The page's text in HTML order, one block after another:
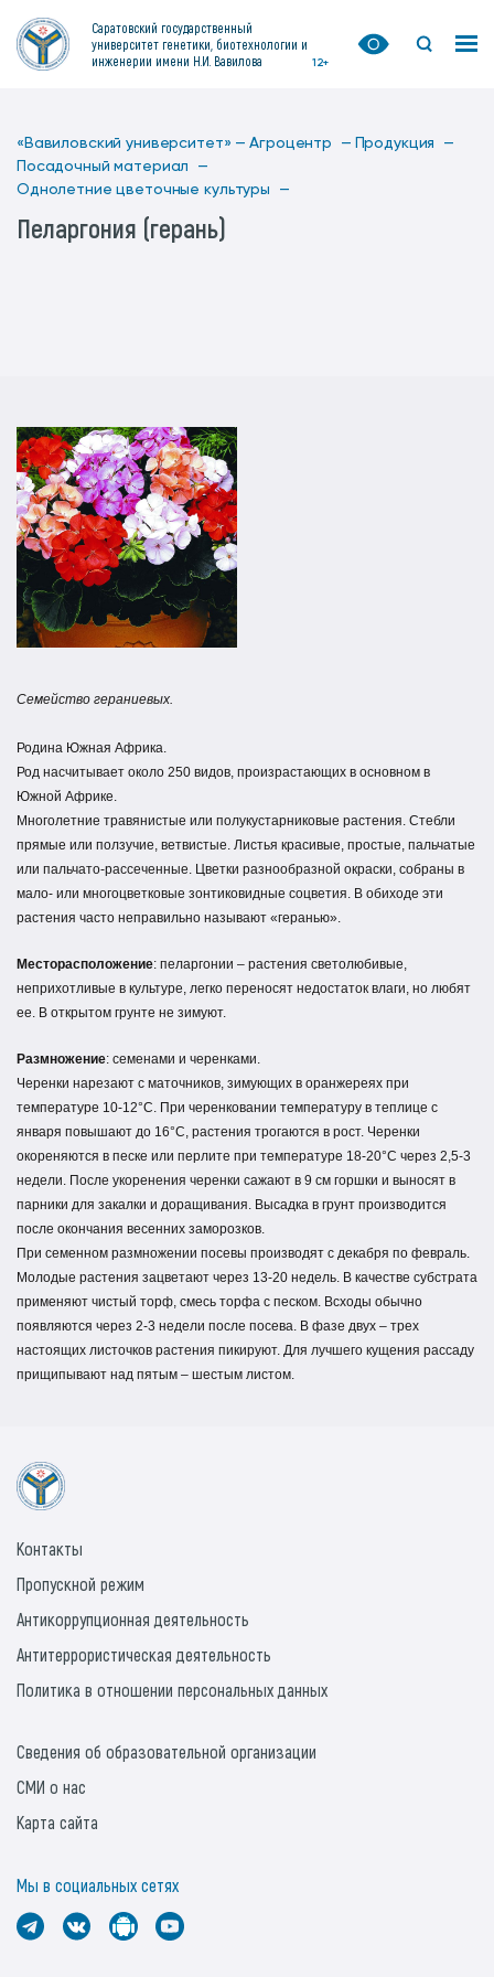
Саратовский государственный
университет генетики, биотехнологии и
инженерии имени Н.И. Вавилова
12+
«Вавиловский университет» — Агроцентр — Продукция —
Посадочный материал —
Однолетние цветочные культуры —
Пеларгония (герань)
Семейство гераниевых.
Родина Южная Африка.
Род насчитывает около 250 видов, произрастающих в основном в
Южной Африке.
Многолетние травянистые или полукустарниковые растения. Стебли
прямые или ползучие, ветвистые. Листья красивые, простые, пальчатые
или пальчато-рассеченные. Цветки разнообразной окраски, собраны в
мало- или многоцветковые зонтиковидные соцветия. В обиходе эти
растения часто неправильно называют «геранью».
Месторасположение: пеларгонии – растения светолюбивые,
неприхотливые в культуре, легко переносят недостаток влаги, но любят
ее. В открытом грунте не зимуют.
Размножение: семенами и черенками.
Черенки нарезают с маточников, зимующих в оранжереях при
температуре 10-12°С. При черенковании температуру в теплице с
января повышают до 16°С, растения трогаются в рост. Черенки
окореняются в песке или перлите при температуре 18-20°С через 2,5-3
недели. После укоренения черенки сажают в 9 см горшки и выносят в
парники для закалки и доращивания. Высадка в грунт производится
после окончания весенних заморозков.
При семенном размножении посевы производят с декабря по февраль.
Молодые растения зацветают через 13-20 недель. В качестве субстрата
применяют чистый торф, смесь торфа с песком. Всходы обычно
появляются через 2-3 недели после посева. В фазе двух – трех
настоящих листочков растения пикируют. Для лучшего кущения рассаду
прищипывают над пятым – шестым листом.
Контакты
Пропускной режим
Антикоррупционная деятельность
Антитеррористическая деятельность
Политика в отношении персональных данных
Сведения об образовательной организации
СМИ о нас
Карта сайта
Мы в социальных сетях